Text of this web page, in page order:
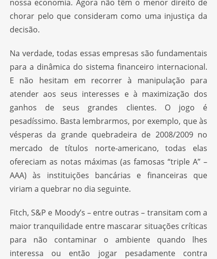
nossa economia. Agora não têm o menor direito de
chorar pelo que consideram como uma injustiça da
decisão.
Na verdade, todas essas empresas são fundamentais
para a dinâmica do sistema financeiro internacional.
E não hesitam em recorrer à manipulação para
atender aos seus interesses e à maximização dos
ganhos de seus grandes clientes. O jogo é
pesadíssimo. Basta lembrarmos, por exemplo, que às
vésperas da grande quebradeira de 2008/2009 no
mercado de títulos norte-americano, todas elas
ofereciam as notas máximas (as famosas “triple A” –
AAA) às instituições bancárias e financeiras que
viriam a quebrar no dia seguinte.
Fitch, S&P e Moody’s – entre outras – transitam com a
maior tranquilidade entre mascarar situações críticas
para não contaminar o ambiente quando lhes
interessa ou então jogar pesadamente contra